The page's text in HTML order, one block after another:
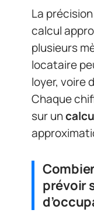
La
calcul
plusieurs
locataire
loyer, voire
Chaque
sur un
prévoir